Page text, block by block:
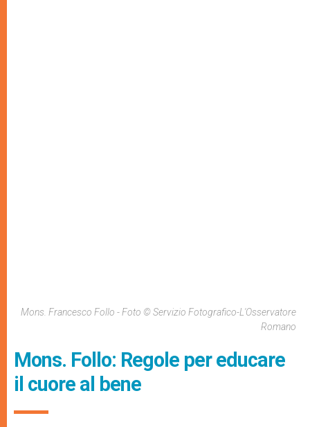
Mons. Francesco Follo - Foto © Servizio Fotografico-L'Osservatore
Romano
Mons. Follo: Regole per educare
il cuore al bene